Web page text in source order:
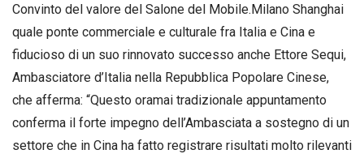
Convinto del valore del Salone del Mobile.Milano Shanghai
quale ponte commerciale e culturale fra Italia e Cina e
fiducioso di un suo rinnovato successo anche Ettore Sequi,
Ambasciatore d’Italia nella Repubblica Popolare Cinese,
che afferma: “Questo oramai tradizionale appuntamento
conferma il forte impegno dell’Ambasciata a sostegno di un
settore che in Cina ha fatto registrare risultati molto rilevanti